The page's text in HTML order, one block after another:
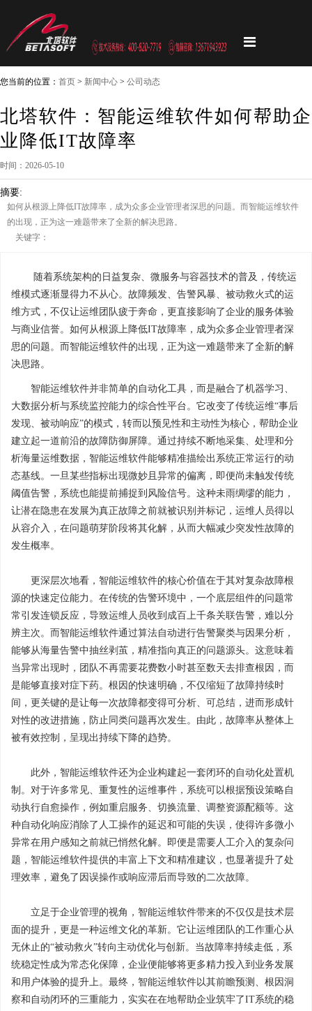
您当前的位置： 首页 > 新闻中心 > 公司动态
北塔软件：智能运维软件如何帮助企
业降低IT故障率
时间：2026-05-10
摘要:
如何从根源上降低IT故障率，成为众多企业管理者深思的问题。而智能运维软件
的出现，正为这一难题带来了全新的解决思路。
关键字：
随着系统架构的日益复杂、微服务与容器技术的普及，传统运
维模式逐渐显得力不从心。故障频发、告警风暴、被动救火式的运
维方式，不仅让运维团队疲于奔命，更直接影响了企业的服务体验
与商业信誉。如何从根源上降低IT故障率，成为众多企业管理者深
思的问题。而智能运维软件的出现，正为这一难题带来了全新的解
决思路。
智能运维软件并非简单的自动化工具，而是融合了机器学习、
大数据分析与系统监控能力的综合性平台。它改变了传统运维“事后
发现、被动响应”的模式，转而以预见性和主动性为核心，帮助企业
建立起一道前沿的故障防御屏障。通过持续不断地采集、处理和分
析海量运维数据，智能运维软件能够精准描绘出系统正常运行的动
态基线。一旦某些指标出现微妙且异常的偏离，即便尚未触发传统
阈值告警，系统也能提前捕捉到风险信号。这种未雨绸缪的能力，
让潜在隐患在发展为真正故障之前就被识别并标记，运维人员得以
从容介入，在问题萌芽阶段将其化解，从而大幅减少突发性故障的
发生概率。
更深层次地看，智能运维软件的核心价值在于其对复杂故障根
源的快速定位能力。在传统的告警环境中，一个底层组件的问题常
常引发连锁反应，导致运维人员收到成百上千条关联告警，难以分
辨主次。而智能运维软件通过算法自动进行告警聚类与因果分析，
能够从海量告警中抽丝剥茧，精准指向真正的问题源头。这意味着
当异常出现时，团队不再需要花费数小时甚至数天去排查根因，而
是能够直接对症下药。根因的快速明确，不仅缩短了故障持续时
间，更关键的是让每一次故障都变得可分析、可总结，进而形成针
对性的改进措施，防止同类问题再次发生。由此，故障率从整体上
被有效控制，呈现出持续下降的趋势。
此外，智能运维软件还为企业构建起一套闭环的自动化处置机
制。对于许多常见、重复性的运维事件，系统可以根据预设策略自
动执行自愈操作，例如重启服务、切换流量、调整资源配额等。这
种自动化响应消除了人工操作的延迟和可能的失误，使得许多微小
异常在用户感知之前就已悄然化解。即便是需要人工介入的复杂问
题，智能运维软件提供的丰富上下文和精准建议，也显著提升了处
理效率，避免了因误操作或响应滞后而导致的二次故障。
立足于企业管理的视角，智能运维软件带来的不仅仅是技术层
面的提升，更是一种运维文化的革新。它让运维团队的工作重心从
无休止的“被动救火”转向主动优化与创新。当故障率持续走低，系
统稳定性成为常态化保障，企业便能够将更多精力投入到业务发展
和用户体验的提升上。最终，智能运维软件以其前瞻预测、根因洞
察和自动闭环的三重能力，实实在在地帮助企业筑牢了IT系统的稳